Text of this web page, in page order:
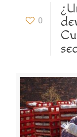
0